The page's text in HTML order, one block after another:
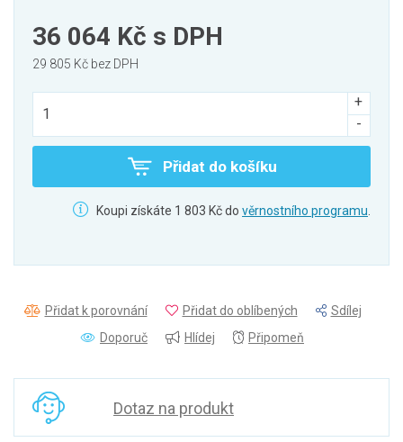
36 064 Kč s DPH
29 805 Kč bez DPH
Přidat do košíku
Koupi získáte 1 803 Kč do věrnostního programu
Přidat k porovnání Přidat do oblíbených
Sdílej
Doporuč
Hlídej Připomeň
Dotaz na produkt